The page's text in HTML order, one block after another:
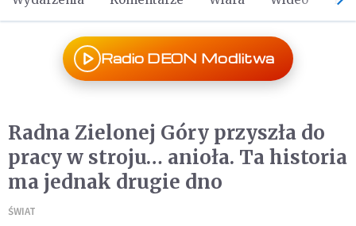
Radio DEON Modlitwa
Radna Zielonej Góry przyszła do
pracy w stroju… anioła. Ta historia
ma jednak drugie dno
ŚWIAT